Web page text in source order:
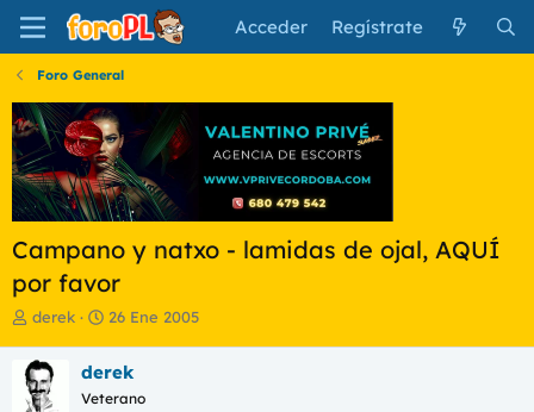
Acceder Regístrate
Foro General
Campano y natxo - lamidas de ojal, AQUÍ
por favor
I
i
c
i
derek
F
h
a
26 Ene 2005
derek
Veterano